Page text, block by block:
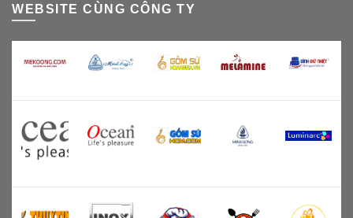
WEBSITE CÙNG CÔNG TY